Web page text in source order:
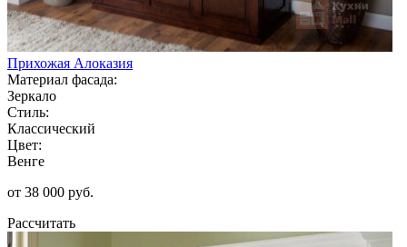
Прихожая Алоказия
Материал фасада:
Зеркало
Стиль:
Классический
Цвет:
Венге
от 38 000 руб.
Рассчитать